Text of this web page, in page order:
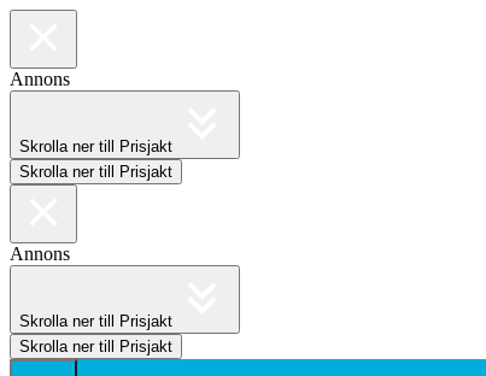
Annons
Skrolla ner till Prisjakt
Skrolla ner till Prisjakt
Annons
Skrolla ner till Prisjakt
Skrolla ner till Prisjakt